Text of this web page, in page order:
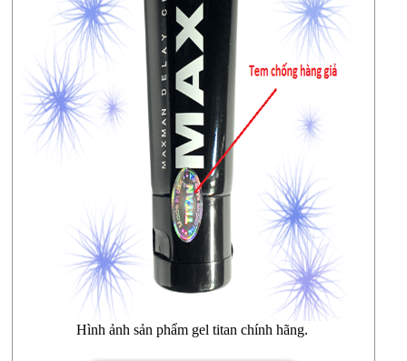
Hình ảnh sản phẩm gel titan chính hãng.